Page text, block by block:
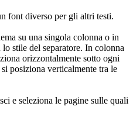
font diverso per gli altri testi.
su una singola colonna o in
stile del separatore. In colonna
orizzontalmente sotto ogni
posiziona verticalmente tra le
e seleziona le pagine sulle quali